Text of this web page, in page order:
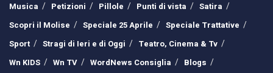
Musica
Petizioni Pillole Punti di vista
Satira
Scopri il Molise
Speciale 25 Aprile
Speciale Trattative
Sport
Stragi di Ieri e di Oggi
Teatro, Cinema & Tv
Wn KIDS
Wn TV WordNews Consiglia Blogs